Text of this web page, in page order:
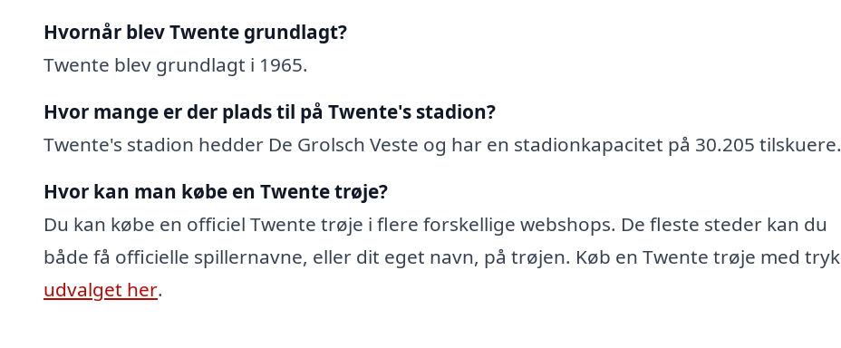
Hvornår blev Twente grundlagt?
Twente blev grundlagt i 1965.
Hvor mange er der plads til på Twente's stadion?
Twente's stadion hedder De Grolsch Veste og har en stadionkapacitet på 30.205 tilskuere.
Hvor kan man købe en Twente trøje?
Du kan købe en officiel Twente trøje i flere forskellige webshops. De fleste steder kan du
både få officielle spillernavne, eller dit eget navn, på trøjen. Køb en Twente trøje med tryk
udvalget her.